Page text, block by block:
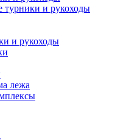
турники и рукоходы
и рукоходы
лежа